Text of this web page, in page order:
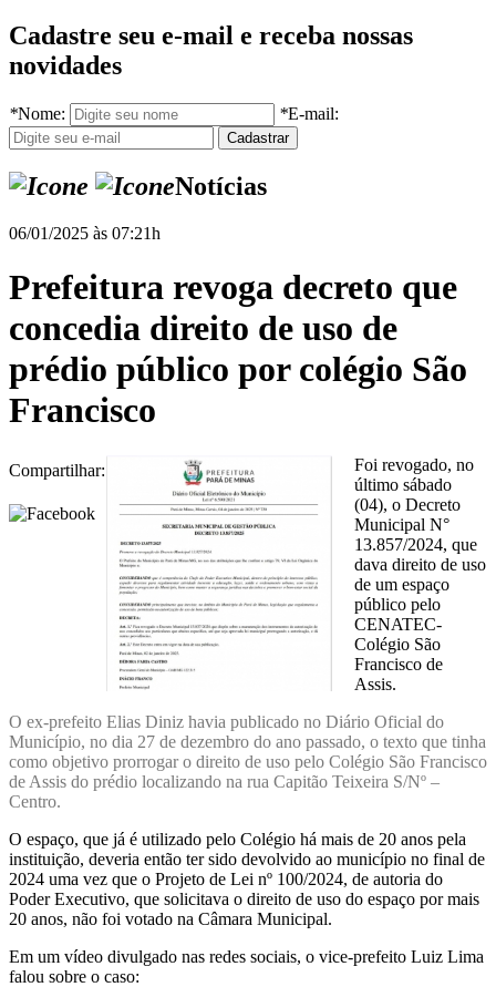
Cadastre seu e-mail e receba nossas
novidades
*Nome: *E-mail:
Notícias
06/01/2025 às 07:21h
Prefeitura revoga decreto que
concedia direito de uso de
prédio público por colégio São
Francisco
Compartilhar:
Foi revogado, no
último sábado
(04), o Decreto
Municipal N°
13.857/2024, que
dava direito de uso
de um espaço
público pelo
CENATEC-
Colégio São
Francisco de
Assis.
O ex-prefeito Elias Diniz havia publicado no Diário Oficial do
Município, no dia 27 de dezembro do ano passado, o texto que tinha
como objetivo prorrogar o direito de uso pelo Colégio São Francisco
de Assis do prédio localizando na rua Capitão Teixeira S/Nº –
Centro.
O espaço, que já é utilizado pelo Colégio há mais de 20 anos pela
instituição, deveria então ter sido devolvido ao município no final de
2024 uma vez que o Projeto de Lei nº 100/2024, de autoria do
Poder Executivo, que solicitava o direito de uso do espaço por mais
20 anos, não foi votado na Câmara Municipal.
Em um vídeo divulgado nas redes sociais, o vice-prefeito Luiz Lima
falou sobre o caso: